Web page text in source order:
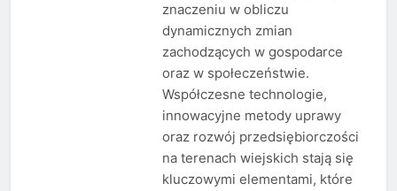
znaczeniu w obliczu
dynamicznych zmian
zachodzących w gospodarce
oraz w społeczeństwie.
Współczesne technologie,
innowacyjne metody uprawy
oraz rozwój przedsiębiorczości
na terenach wiejskich stają się
kluczowymi elementami, które